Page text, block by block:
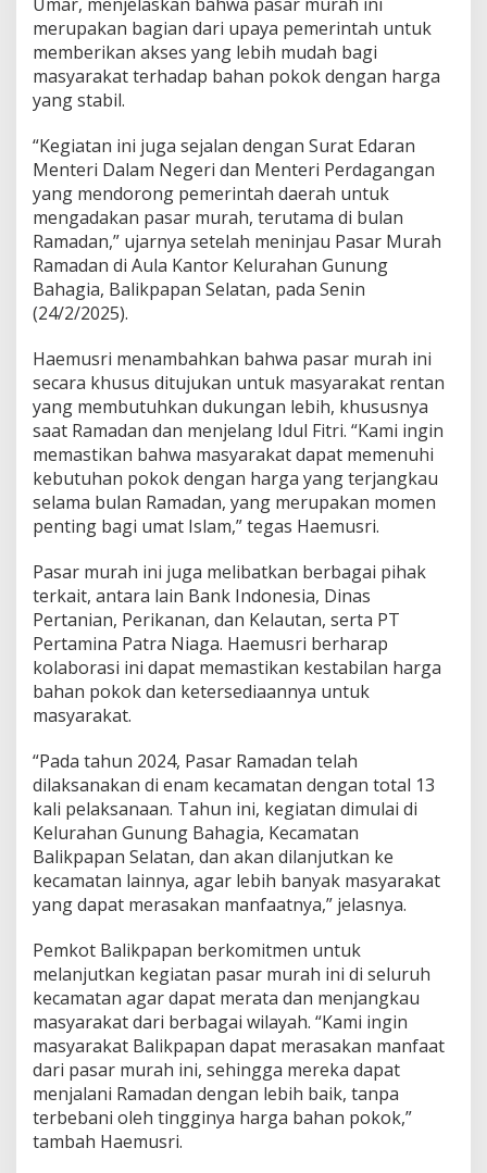
merupakan bagian dari upaya pemerintah untuk
memberikan akses yang lebih mudah bagi
masyarakat terhadap bahan pokok dengan harga
yang stabil.
“Kegiatan ini juga sejalan dengan Surat Edaran
Menteri Dalam Negeri dan Menteri Perdagangan
yang mendorong pemerintah daerah untuk
mengadakan pasar murah, terutama di bulan
Ramadan,” ujarnya setelah meninjau Pasar Murah
Ramadan di Aula Kantor Kelurahan Gunung
Bahagia, Balikpapan Selatan, pada Senin
(24/2/2025).
Haemusri menambahkan bahwa pasar murah ini
secara khusus ditujukan untuk masyarakat rentan
yang membutuhkan dukungan lebih, khususnya
saat Ramadan dan menjelang Idul Fitri. “Kami ingin
memastikan bahwa masyarakat dapat memenuhi
kebutuhan pokok dengan harga yang terjangkau
selama bulan Ramadan, yang merupakan momen
penting bagi umat Islam,” tegas Haemusri.
Pasar murah ini juga melibatkan berbagai pihak
terkait, antara lain Bank Indonesia, Dinas
Pertanian, Perikanan, dan Kelautan, serta PT
Pertamina Patra Niaga. Haemusri berharap
kolaborasi ini dapat memastikan kestabilan harga
bahan pokok dan ketersediaannya untuk
masyarakat.
“Pada tahun 2024, Pasar Ramadan telah
dilaksanakan di enam kecamatan dengan total 13
kali pelaksanaan. Tahun ini, kegiatan dimulai di
Kelurahan Gunung Bahagia, Kecamatan
Balikpapan Selatan, dan akan dilanjutkan ke
kecamatan lainnya, agar lebih banyak masyarakat
yang dapat merasakan manfaatnya,” jelasnya.
Pemkot Balikpapan berkomitmen untuk
melanjutkan kegiatan pasar murah ini di seluruh
kecamatan agar dapat merata dan menjangkau
masyarakat dari berbagai wilayah. “Kami ingin
masyarakat Balikpapan dapat merasakan manfaat
dari pasar murah ini, sehingga mereka dapat
menjalani Ramadan dengan lebih baik, tanpa
terbebani oleh tingginya harga bahan pokok,”
tambah Haemusri.